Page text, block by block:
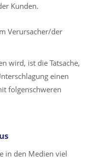
Kunden.
Verursacher/der
wird, ist die Tatsache,
einen
folgenschweren
in den Medien viel